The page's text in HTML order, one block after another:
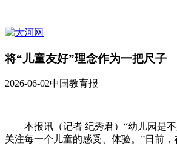
将“儿童友好”理念作为一把尺子
2026-06-02中国教育报
本报讯（记者 纪秀君）“幼儿园是
关注每一个儿童的感受、体验。”日前，